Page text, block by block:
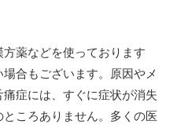
薬などを使っております
合もございます。原因やメ
症には、すぐに症状が消失
ころありません。多くの医